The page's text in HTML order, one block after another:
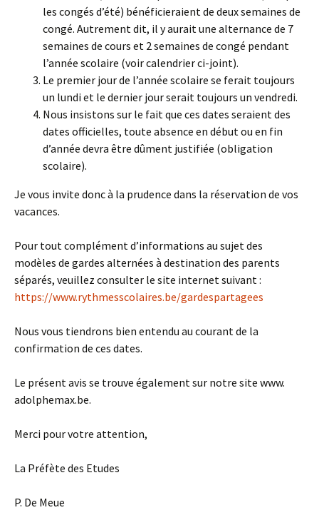
les congés d’été) bénéficieraient de deux semaines de
congé. Autrement dit, il y aurait une alternance de 7
semaines de cours et 2 semaines de congé pendant
l’année scolaire (voir calendrier ci-joint).
Le premier jour de l’année scolaire se ferait toujours
un lundi et le dernier jour serait toujours un vendredi.
Nous insistons sur le fait que ces dates seraient des
dates officielles, toute absence en début ou en fin
d’année devra être dûment justifiée (obligation
scolaire).
Je vous invite donc à la prudence dans la réservation de vos
vacances.
Pour tout complément d’informations au sujet des
modèles de gardes alternées à destination des parents
séparés, veuillez consulter le site internet suivant :
https://www.rythmesscolaires.be/gardespartagees
Nous vous tiendrons bien entendu au courant de la
confirmation de ces dates.
Le présent avis se trouve également sur notre site www.
adolphemax.be.
Merci pour votre attention,
La Préfète des Etudes
P. De Meue